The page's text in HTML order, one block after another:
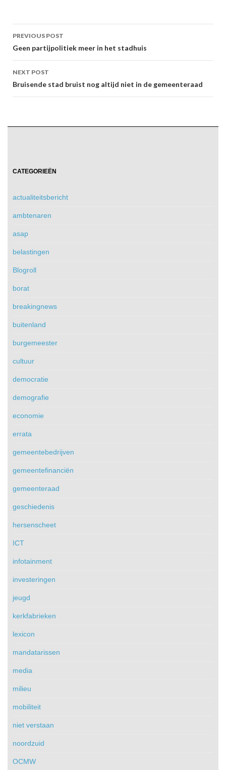
Post
navigation
PREVIOUS POST
Geen partijpolitiek meer in het stadhuis
NEXT POST
Bruisende stad bruist nog altijd niet in de gemeenteraad
CATEGORIEËN
actualiteitsbericht
ambtenaren
asap
belastingen
Blogroll
borat
breakingnews
buitenland
burgemeester
cultuur
democratie
demografie
economie
errata
gemeentebedrijven
gemeentefinanciën
gemeenteraad
geschiedenis
hersenscheet
ICT
infotainment
investeringen
jeugd
kerkfabrieken
lexicon
mandatarissen
media
milieu
mobiliteit
niet verstaan
noordzuid
OCMW